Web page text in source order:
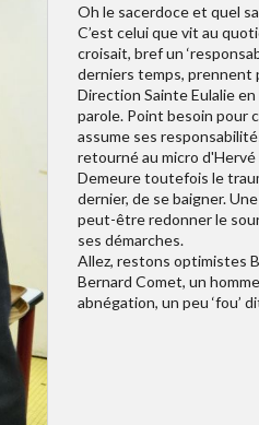
Oh le sacerdoce et quel
C’est celui que vit au
croisait, bref un
derniers temps, prennent
Direction Sainte Eulalie
parole. Point besoin pour
assume ses
retourné au micro
Demeure toutefois le
dernier, de se baigner.
peut-être redonner le
ses démarches.
Allez, restons optimistes
Bernard Comet, un
abnégation, un peu ‘fou’